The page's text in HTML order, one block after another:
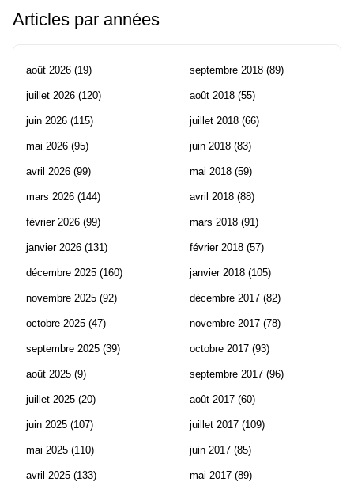
Articles par années
août 2026 (19)
juillet 2026 (120)
juin 2026 (115)
mai 2026 (95)
avril 2026 (99)
mars 2026 (144)
février 2026 (99)
janvier 2026 (131)
décembre 2025 (160)
novembre 2025 (92)
octobre 2025 (47)
septembre 2025 (39)
août 2025 (9)
juillet 2025 (20)
juin 2025 (107)
mai 2025 (110)
avril 2025 (133)
septembre 2018 (89)
août 2018 (55)
juillet 2018 (66)
juin 2018 (83)
mai 2018 (59)
avril 2018 (88)
mars 2018 (91)
février 2018 (57)
janvier 2018 (105)
décembre 2017 (82)
novembre 2017 (78)
octobre 2017 (93)
septembre 2017 (96)
août 2017 (60)
juillet 2017 (109)
juin 2017 (85)
mai 2017 (89)